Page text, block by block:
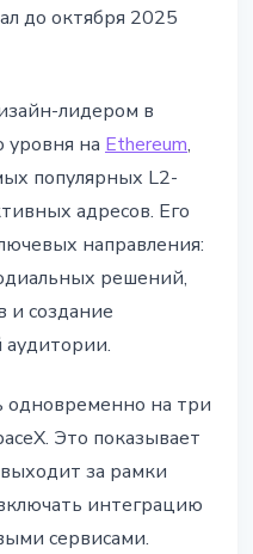
до октября 2025
лидером в
уровня на Ethereum,
популярных L2-
адресов. Его
направления:
решений,
и создание
аудитории.
одновременно на три
Это показывает
за рамки
интеграцию
сервисами.